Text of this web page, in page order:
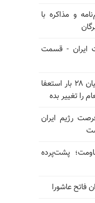
و مذاکره با
ایران - قسمت
سرکرده حزب‌الله رژیم: پزشکیان ۲۸ بار استعفا
را تغییر بده
رژیم ایران
پشت‌پرده
فاتح عاشورا